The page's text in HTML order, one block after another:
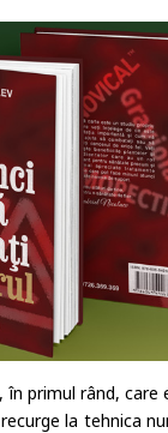
în primul rând,
la tehnica